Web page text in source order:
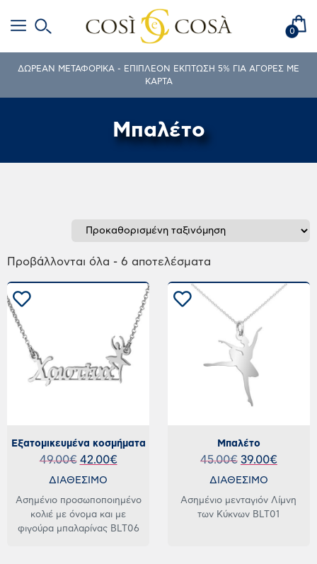
0
ΔΩΡΕΑΝ ΜΕΤΑΦΟΡΙΚΑ - ΕΠΙΠΛΕΟΝ ΕΚΠΤΩΣΗ 5% ΓΙΑ ΑΓΟΡΕΣ ΜΕ
ΚΑΡΤΑ
Μπαλέτο
Προβάλλονται όλα - 6 αποτελέσματα
Εξατομικευμένα κοσμήματα
49.00€ 42.00€
ΔΙΑΘΕΣΙΜΟ
Ασημένιο προσωποποιημένο
κολιέ με όνομα και με
φιγούρα μπαλαρίνας BLT06
Μπαλέτο
45.00€ 39.00€
ΔΙΑΘΕΣΙΜΟ
Ασημένιο μενταγιόν Λίμνη
των Κύκνων BLT01